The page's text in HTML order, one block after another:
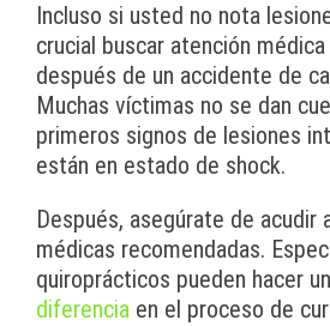
Incluso si usted no nota
crucial buscar atención
después de un accidente de
Muchas víctimas no se dan
primeros signos de lesiones
están en estado de shock.
Después, asegúrate de acudir
médicas recomendadas.
quiroprácticos pueden hacer un
diferencia en el proceso de